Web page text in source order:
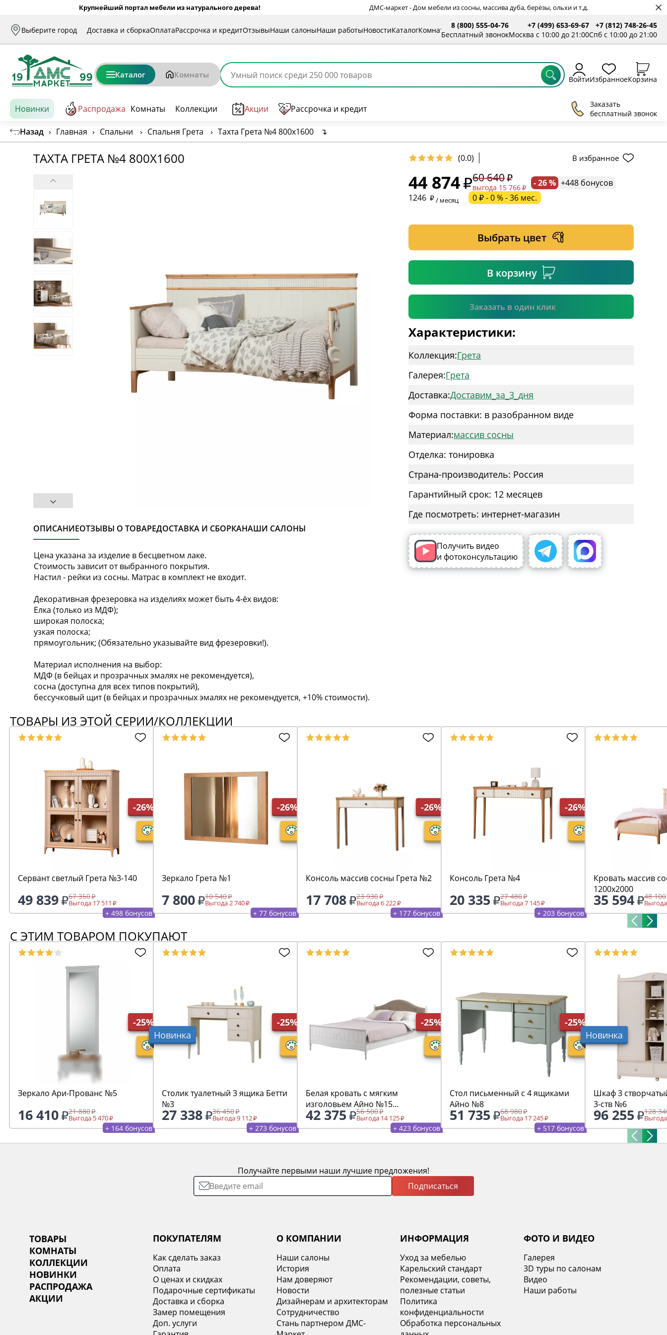
Крупнейший портал мебели из натурального дерева! ДМС-маркет - Дом мебели из сосны, массива дуба, берёзы, ольхи и т.д.
Выберите город Доставка и сборкаОплатаРассрочка и кредитОтзывыНаши салоныНаши работыНовостиКаталогКомнаты
8 (800) 555-04-76
Бесплатный звонок
+7 (499) 653-69-67
Москва с 10:00 до 21:00
+7 (812) 748-26-45
Спб с 10:00 до 21:00
Каталог Комнаты ВойтиИзбранноеКорзина
Новинки Распродажа Комнаты Коллекции Акции Рассрочка и кредит
Заказать
бесплатный звонок
Назад › Главная › Спальни › Спальня Грета › Тахта Грета №4 800х1600 ↴
ТАХТА ГРЕТА №4 800Х1600 (0.0) В избранное
ОПИСАНИЕОТЗЫВЫ О ТОВАРЕДОСТАВКА И СБОРКАНАШИ САЛОНЫ
Цена указана за изделие в бесцветном лаке.
Стоимость зависит от выбранного покрытия.
Настил - рейки из сосны. Матрас в комплект не входит.
Декоративная фрезеровка на изделиях может быть 4-ёх видов:
Елка (только из МДФ);
широкая полоска;
узкая полоска;
прямоугольник; (Обязательно указывайте вид фрезеровки!).
Материал исполнения на выбор:
МДФ (в бейцах и прозрачных эмалях не рекомендуется),
сосна (доступна для всех типов покрытий),
бессучковый щит (в бейцах и прозрачных эмалях не рекомендуется, +10% стоимости).
44 874 60 640
выгода 15 766 - 26 % +448 бонусов
1246
/ месяц 0 ₽ - 0 % - 36 мес.
Выбрать цвет
В корзину
Заказать в один клик
* обязательное поле
* необязательное поле
Подтвердить
Характеристики:
Коллекция:Грета
Галерея:Грета
Доставка:Доставим_за_3_дня
Форма поставки: в разобранном виде
Материал:массив сосны
Отделка: тонировка
Страна-производитель: Россия
Гарантийный срок: 12 месяцев
Где посмотреть: интернет-магазин
Получить видео
и фотоконсультацию
ТОВАРЫ ИЗ ЭТОЙ СЕРИИ/КОЛЛЕКЦИИ
-26%
Сервант светлый Грета №3-140
49 839 67 350
Выгода 17 511
+ 498 бонусов
-26%
Зеркало Грета №1
7 800 10 540
Выгода 2 740
+ 77 бонусов
-26%
Консоль массив сосны Грета №2
17 708 23 930
Выгода 6 222
+ 177 бонусов
-26%
Консоль Грета №4
20 335 27 480
Выгода 7 145
+ 203 бонусов
Кровать массив
1200х2000
35 594 48 100
С ЭТИМ ТОВАРОМ ПОКУПАЮТ
-25%
Зеркало Ари-Прованс №5
16 410 21 880
Выгода 5 470
+ 164 бонусов
Новинка
-25%
Столик туалетный 3 ящика Бетти
№3
27 338 36 450
Выгода 9 112
+ 273 бонусов
-25%
Белая кровать с мягким
изголовьем Айно №15
1600х2000
42 375 56 500
Выгода 14 125
+ 423 бонусов
-25%
Стол письменный с 4 ящиками
Айно №8
51 735 68 980
Выгода 17 245
+ 517 бонусов
Новинка
Шкаф 3
3-ств №6
96 255 128
Получайте первыми наши лучшие предложения!
Подписаться
ТОВАРЫ
КОМНАТЫ
КОЛЛЕКЦИИ
НОВИНКИ
РАСПРОДАЖА
АКЦИИ
ПОКУПАТЕЛЯМ
Как сделать заказ
Оплата
О ценах и скидках
Подарочные сертификаты
Доставка и сборка
Замер помещения
Доп. услуги
О КОМПАНИИ
Наши салоны
История
Нам доверяют
Новости
Дизайнерам и архитекторам
Сотрудничество
Стань партнером ДМС-
ИНФОРМАЦИЯ
Уход за мебелью
Карельский стандарт
Рекомендации, советы,
полезные статьи
Политика
конфиденциальности
Обработка персональных
ФОТО И ВИДЕО
Галерея
3D туры по салонам
Видео
Наши работы